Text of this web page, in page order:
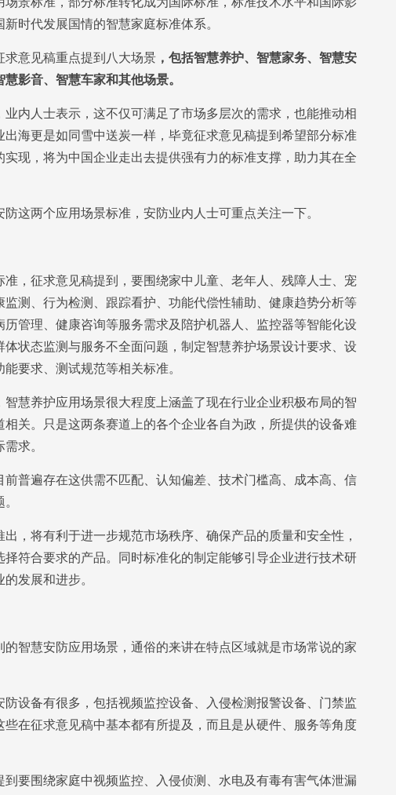
时代发展国情的智慧家庭标准体系。
意见稿重点提到八大场景 ，包括智慧养护、智慧家务、智慧安
影音、智慧车家和其他场景。
人士表示，这不仅可满足了市场多层次的需求，也能推动相
出海更是如同雪中送炭一样，毕竟征求意见稿提到希望部分标准
现，将为中国企业走出去提供强有力的标准支撑，助力其在全
两个应用场景标准，安防业内人士可重点关注一下。
征求意见稿提到，要围绕家中儿童、老年人、残障人士、宠
测、行为检测、跟踪看护、功能代偿性辅助、健康趋势分析等
历管理、健康咨询等服务需求及陪护机器人、监控器等智能化设
状态监测与服务不全面问题，制定智慧养护场景设计要求、设
要求、测试规范等相关标准。
养护应用场景很大程度上涵盖了现在行业企业积极布局的智
关。只是这两条赛道上的各个企业各自为政，所提供的设备难
求。
遍存在这供需不匹配、认知偏差、技术门槛高、成本高、信
将有利于进一步规范市场秩序、确保产品的质量和安全性，
符合要求的产品。同时标准化的制定能够引导企业进行技术研
发展和进步。
慧安防应用场景，通俗的来讲在特点区域就是市场常说的家
备有很多，包括视频监控设备、入侵检测报警设备、门禁监
在征求意见稿中基本都有所提及，而且是从硬件、服务等角度
围绕家庭中视频监控、入侵侦测、水电及有毒有害气体泄漏